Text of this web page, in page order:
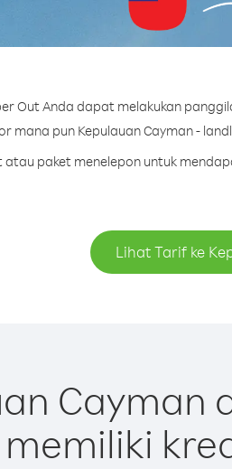
Out Anda dapat melakukan
mana pun Kepulauan Cayman -
atau paket menelepon untuk
Lihat Tarif ke